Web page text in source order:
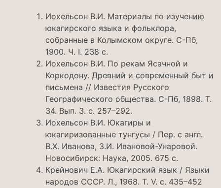
Иохельсон В.И. Материалы по изучению
юкагирского языка и фольклора,
собранные в Колымском округе. С-Пб,
1900. Ч. I. 238 с.
Иохельсон В.И. По рекам Ясачной и
Коркодону. Древний и современный быт и
письмена // Известия Русского
Географического общества. С-Пб, 1898. Т.
34. Вып. 3. с. 257–292.
Иохельсон В.И. Юкагиры и
юкагиризованные тунгусы / Пер. с англ.
В.Х. Иванова, З.И. Ивановой-Унаровой.
Новосибирск: Наука, 2005. 675 с.
Крейнович Е.А. Юкагирский язык / Языки
народов СССР. Л., 1968. Т. V. с. 435–452